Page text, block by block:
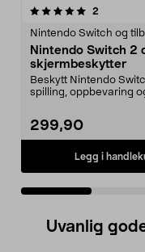
2
Nintendo Switch og
Nintendo Switch 2
skjermbeskytter
Beskytt Nintendo
spilling, oppbevaring
299,90
Legg i
5.0 av 5 stjerner
Uvanlig